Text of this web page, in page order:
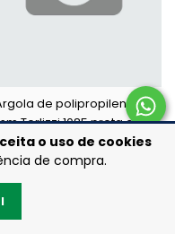
o uso de cookies
de compra.
de polipropileno 08
Terlizzi 1085 preta c/
un